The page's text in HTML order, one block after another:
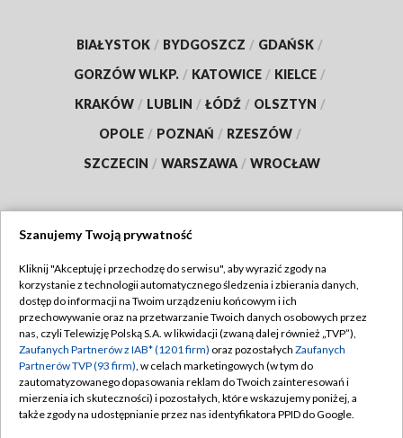
BIAŁYSTOK / BYDGOSZCZ / GDAŃSK /
GORZÓW WLKP. / KATOWICE / KIELCE /
KRAKÓW / LUBLIN / ŁÓDŹ / OLSZTYN /
OPOLE / POZNAŃ / RZESZÓW /
SZCZECIN / WARSZAWA / WROCŁAW
TVP
Abonament TVP
Emisja w TVP
Centrum informacji TVP
Naziemna Telewizja Cyfrowa
Regulamin TVP
Polityka prywatności
Moje zgody
Pomoc
Szanujemy Twoją prywatność
Kliknij "Akceptuję i przechodzę do serwisu", aby wyrazić zgody na
korzystanie z technologii automatycznego śledzenia i zbierania danych,
dostęp do informacji na Twoim urządzeniu końcowym i ich
przechowywanie oraz na przetwarzanie Twoich danych osobowych przez
nas, czyli Telewizję Polską S.A. w likwidacji (zwaną dalej również „TVP”),
Zaufanych Partnerów z IAB* (1201 firm) oraz pozostałych Zaufanych
Partnerów TVP (93 firm), w celach marketingowych (w tym do
zautomatyzowanego dopasowania reklam do Twoich zainteresowań i
mierzenia ich skuteczności) i pozostałych, które wskazujemy poniżej, a
także zgody na udostępnianie przez nas identyfikatora PPID do Google.